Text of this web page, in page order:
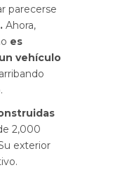
parecerse
Ahora,
es
un vehículo
2,000
exterior